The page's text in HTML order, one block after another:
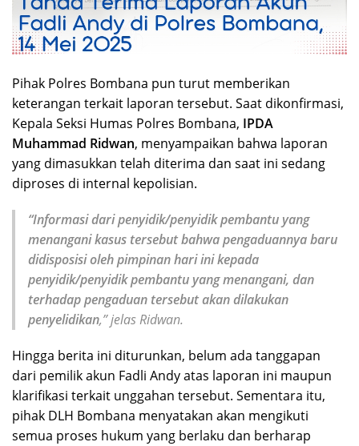
Pihak Polres Bombana pun turut memberikan
keterangan terkait laporan tersebut. Saat dikonfirmasi,
Kepala Seksi Humas Polres Bombana, IPDA
Muhammad Ridwan, menyampaikan bahwa laporan
yang dimasukkan telah diterima dan saat ini sedang
diproses di internal kepolisian.
“Informasi dari penyidik/penyidik pembantu yang
menangani kasus tersebut bahwa pengaduannya baru
didisposisi oleh pimpinan hari ini kepada
penyidik/penyidik pembantu yang menangani, dan
terhadap pengaduan tersebut akan dilakukan
penyelidikan,” jelas Ridwan.
Hingga berita ini diturunkan, belum ada tanggapan
dari pemilik akun Fadli Andy atas laporan ini maupun
klarifikasi terkait unggahan tersebut. Sementara itu,
pihak DLH Bombana menyatakan akan mengikuti
semua proses hukum yang berlaku dan berharap